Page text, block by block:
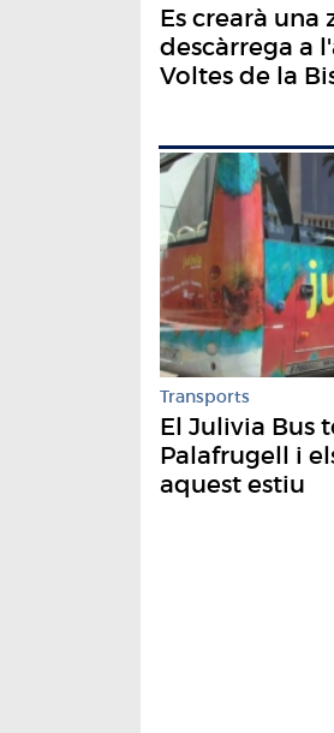
Es crearà una
descàrrega a
Voltes de la
Transports
El Julivia Bus
Palafrugell i
aquest estiu